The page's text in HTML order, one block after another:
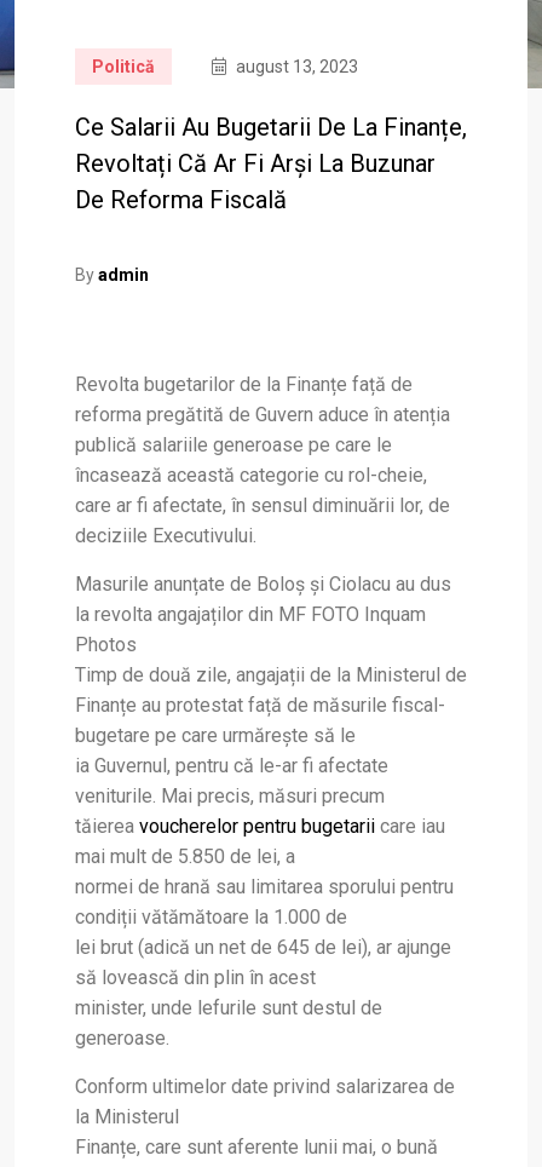
Politică august 13, 2023
Ce Salarii Au Bugetarii De La Finanțe,
Revoltați Că Ar Fi Arși La Buzunar
De Reforma Fiscală
Byadmin
Revolta bugetarilor de la Finanțe față de
reforma pregătită de Guvern aduce în atenția
publică salariile generoase pe care le
încasează această categorie cu rol-cheie,
care ar fi afectate, în sensul diminuării lor, de
deciziile Executivului.
Masurile anunțate de Boloș și Ciolacu au dus
la revolta angajaților din MF FOTO Inquam
Photos
Timp de două zile, angajații de la Ministerul de
Finanțe au protestat față de măsurile fiscal-
bugetare pe care urmărește să le
ia Guvernul, pentru că le-ar fi afectate
veniturile. Mai precis, măsuri precum
tăierea voucherelor pentru bugetarii care iau
mai mult de 5.850 de lei, a
normei de hrană sau limitarea sporului pentru
condiții vătămătoare la 1.000 de
lei brut (adică un net de 645 de lei), ar ajunge
să lovească din plin în acest
minister, unde lefurile sunt destul de
generoase.
Conform ultimelor date privind salarizarea de
la Ministerul
Finanțe, care sunt aferente lunii mai, o bună